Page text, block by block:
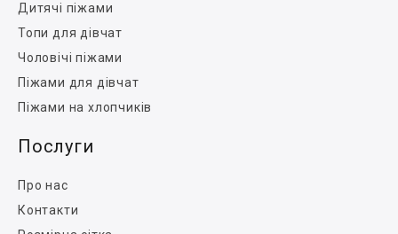
Дитячі піжами
Топи для дівчат
Чоловічі піжами
Піжами для дівчат
Піжами на хлопчиків
Послуги
Про нас
Контакти